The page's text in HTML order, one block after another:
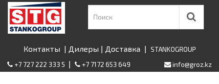
Контакты | Дилеры | Доставка | STANKOGROUP
+7 727 222 333 5 | +7 7172 653 649 info@groz.kz